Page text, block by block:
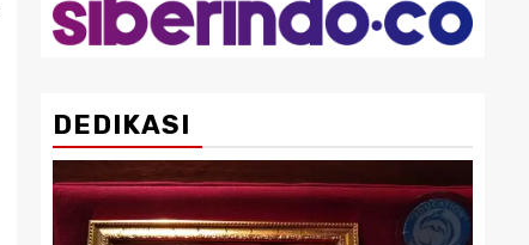
DEDIKASI